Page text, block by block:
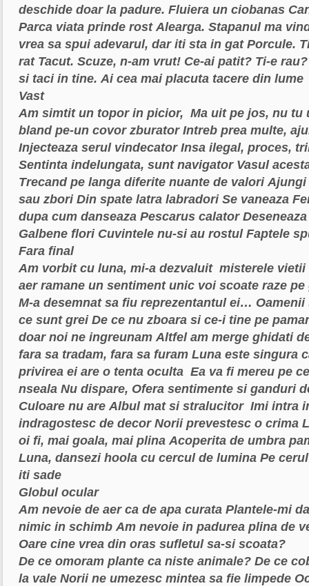
deschide doar la padure. Fluiera un ciobanas
Parca viata prinde rost Alearga. Stapanul ma
vrea sa spui adevarul, dar iti sta in gat Porcule.
rat Tacut. Scuze, n-am vrut! Ce-ai patit? Ti-e
si taci in tine. Ai cea mai placuta tacere din lume
Vast
Am simtit un topor in picior, Ma uit pe jos, nu tu
bland pe-un covor zburator Intreb prea multe,
Injecteaza serul vindecator Insa ilegal, proces,
Sentinta indelungata, sunt navigator Vasul
Trecand pe langa diferite nuante de valori Ajungi
sau zbori Din spate latra labradori Se vaneaza
dupa cum danseaza Pescarus calator
Galbene flori Cuvintele nu-si au rostul Faptele
Fara final
Am vorbit cu luna, mi-a dezvaluit misterele vietii
aer ramane un sentiment unic voi scoate raze
M-a desemnat sa fiu reprezentantul ei… Oamenii
ce sunt grei De ce nu zboara si ce-i tine pe
doar noi ne ingreunam Altfel am merge ghidati
fara sa tradam, fara sa furam Luna este singura
privirea ei are o tenta oculta Ea va fi mereu pe
nseala Nu dispare, Ofera sentimente si ganduri
Culoare nu are Albul mat si stralucitor Imi intra
indragostesc de decor Norii prevestesc o crima
oi fi, mai goala, mai plina Acoperita de umbra
Luna, dansezi hoola cu cercul de lumina Pe
iti sade
Globul ocular
Am nevoie de aer ca de apa curata Plantele-mi
nimic in schimb Am nevoie in padurea plina de
Oare cine vrea din oras sufletul sa-si scoata?
De ce omoram plante ca niste animale? De ce
la vale Norii ne umezesc mintea sa fie limpede